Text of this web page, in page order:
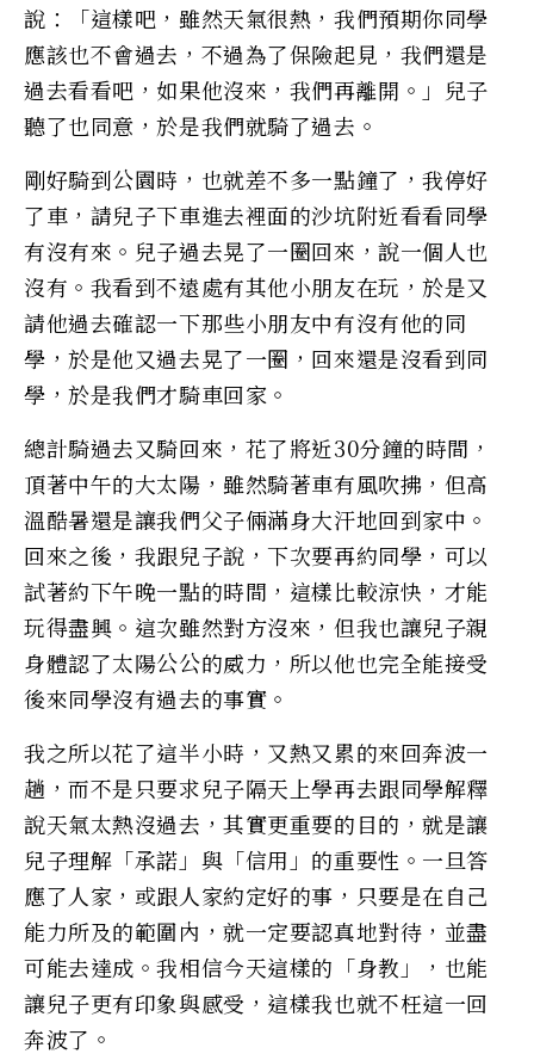
說：「這樣吧，雖然天氣很熱，我們預期你同學
應該也不會過去，不過為了保險起見，我們還是
過去看看吧，如果他沒來，我們再離開。」兒子
聽了也同意，於是我們就騎了過去。
剛好騎到公園時，也就差不多一點鐘了，我停好
了車，請兒子下車進去裡面的沙坑附近看看同學
有沒有來。兒子過去晃了一圈回來，說一個人也
沒有。我看到不遠處有其他小朋友在玩，於是又
請他過去確認一下那些小朋友中有沒有他的同
學，於是他又過去晃了一圈，回來還是沒看到同
學，於是我們才騎車回家。
總計騎過去又騎回來，花了將近30分鐘的時間，
頂著中午的大太陽，雖然騎著車有風吹拂，但高
溫酷暑還是讓我們父子倆滿身大汗地回到家中。
回來之後，我跟兒子說，下次要再約同學，可以
試著約下午晚一點的時間，這樣比較涼快，才能
玩得盡興。這次雖然對方沒來，但我也讓兒子親
身體認了太陽公公的威力，所以他也完全能接受
後來同學沒有過去的事實。
我之所以花了這半小時，又熱又累的來回奔波一
趟，而不是只要求兒子隔天上學再去跟同學解釋
說天氣太熱沒過去，其實更重要的目的，就是讓
兒子理解「承諾」與「信用」的重要性。一旦答
應了人家，或跟人家約定好的事，只要是在自己
能力所及的範圍內，就一定要認真地對待，並盡
可能去達成。我相信今天這樣的「身教」，也能
讓兒子更有印象與感受，這樣我也就不枉這一回
奔波了。